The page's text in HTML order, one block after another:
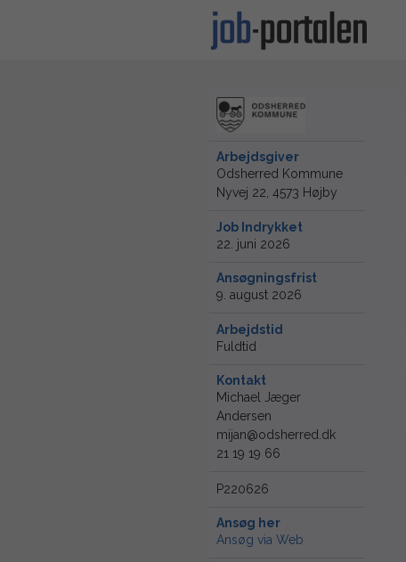
Arbejdsgiver
Odsherred Kommune
Nyvej 22, 4573 Højby
Job Indrykket
22. juni 2026
Ansøgningsfrist
9. august 2026
Arbejdstid
Fuldtid
Kontakt
Michael Jæger
Andersen
mijan@odsherred.dk
21 19 19 66
P220626
Ansøg her
Ansøg via Web